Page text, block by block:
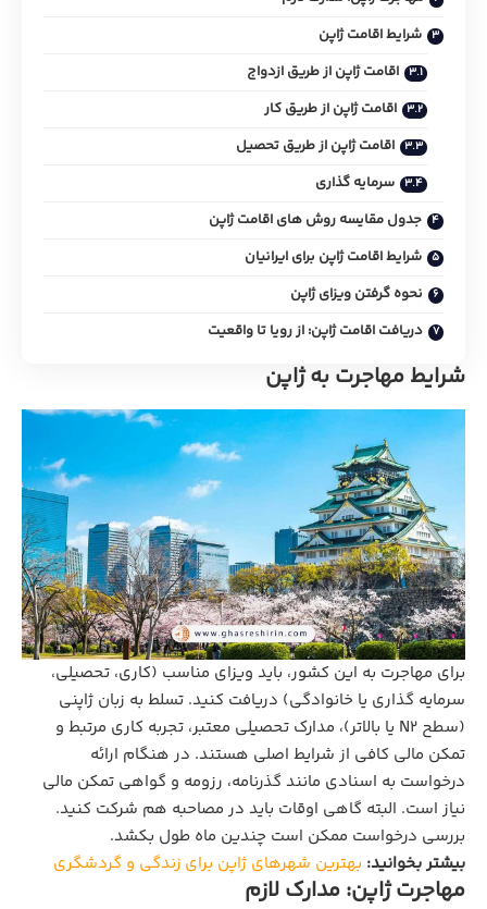
شرایط اقامت ژاپن
اقامت ژاپن از طریق ازدواج
اقامت ژاپن از طریق کار
اقامت ژاپن از طریق تحصیل
سرمایه گذاری
جدول مقایسه روش های اقامت ژاپن
شرایط اقامت ژاپن برای ایرانیان
نحوه گرفتن ویزای ژاپن
دریافت اقامت ژاپن: از رویا تا واقعیت
شرایط مهاجرت به ژاپن
برای مهاجرت به این کشور، باید ویزای مناسب (کاری، تحصیلی،
سرمایه‌ گذاری یا خانوادگی) دریافت کنید. تسلط به زبان ژاپنی
(سطح N2 یا بالاتر)، مدارک تحصیلی معتبر، تجربه کاری مرتبط و
تمکن مالی کافی از شرایط اصلی هستند. در هنگام ارائه
درخواست به اسنادی مانند گذرنامه، رزومه و گواهی تمکن مالی
نیاز است. البته گاهی اوقات باید در مصاحبه هم شرکت کنید.
بررسی درخواست ممکن است چندین ماه طول بکشد.
بیشتر بخوانید: بهترین شهرهای ژاپن برای زندگی و گردشگری
مهاجرت ژاپن: مدارک لازم